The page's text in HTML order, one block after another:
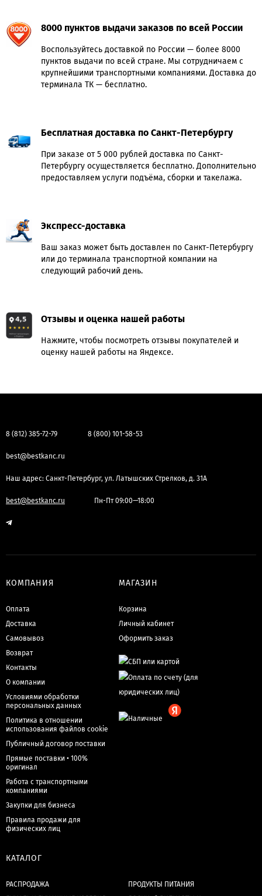
8000 пунктов выдачи заказов по всей России
Воспользуйтесь доставкой по России — более 8000
пунктов выдачи по всей стране. Мы сотрудничаем с
крупнейшими транспортными компаниями. Доставка до
терминала ТК — бесплатно.
Бесплатная доставка по Санкт-Петербургу
При заказе от 5 000 рублей доставка по Санкт-
Петербургу осуществляется бесплатно. Дополнительно
предоставляем услуги подъёма, сборки и такелажа.
Экспресс-доставка
Ваш заказ может быть доставлен по Санкт-Петербургу
или до терминала транспортной компании на
следующий рабочий день.
Отзывы и оценка нашей работы
Нажмите, чтобы посмотреть отзывы покупателей и
оценку нашей работы на Яндексе.
8 (812) 385-72-79 8 (800) 101-58-53
best@bestkanc.ru
Наш адрес: Санкт-Петербург, ул. Латышских Стрелков, д. 31А
best@bestkanc.ru Пн-Пт 09:00—18:00
КОМПАНИЯ
Оплата
Доставка
Самовывоз
Возврат
Контакты
О компании
Условиями обработки
персональных данных
Политика в отношении
использования файлов cookie
Публичный договор поставки
Прямые поставки • 100%
оригинал
Работа с транспортными
компаниями
Закупки для бизнеса
Правила продажи для
физических лиц
МАГАЗИН
Корзина
Личный кабинет
Оформить заказ
КАТАЛОГ
РАСПРОДАЖА
ПРОДУКТЫ ПИТАНИЯ